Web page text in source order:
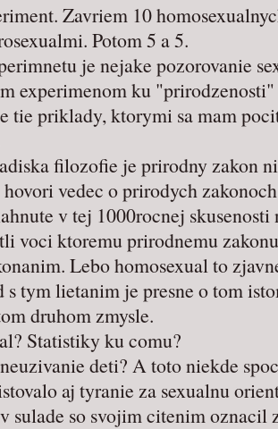
Zavriem 10
Potom 5 a 5.
je nejake pozorovanie
experimenom ku
tie priklady, ktorymi sa mam
filozofie je prirodny zakon
hovori vedec o prirodych
v tej 1000rocnej skusenosti
voci ktoremu prirodnemu
Lebo homosexual to
tym lietanim je presne o tom
druhom zmysle.
Statistiky ku comu?
deti? A toto niekde
aj tyranie za sexualnu
sulade so svojim citenim oznacil